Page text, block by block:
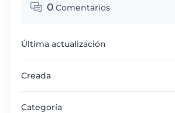
0 Comentarios
Última actualización
Creada
Categoría